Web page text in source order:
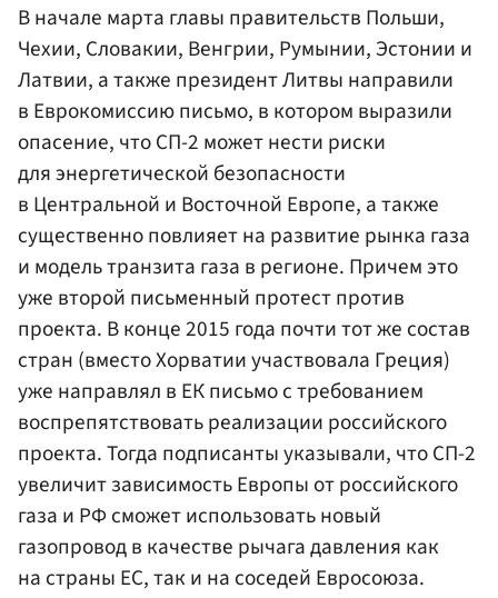
В начале марта главы правительств Польши,
Чехии, Словакии, Венгрии, Румынии, Эстонии и
Латвии, а также президент Литвы направили
в Еврокомиссию письмо, в котором выразили
опасение, что СП-2 может нести риски
для энергетической безопасности
в Центральной и Восточной Европе, а также
существенно повлияет на развитие рынка газа
и модель транзита газа в регионе. Причем это
уже второй письменный протест против
проекта. В конце 2015 года почти тот же состав
стран (вместо Хорватии участвовала Греция)
уже направлял в ЕК письмо с требованием
воспрепятствовать реализации российского
проекта. Тогда подписанты указывали, что СП-2
увеличит зависимость Европы от российского
газа и РФ сможет использовать новый
газопровод в качестве рычага давления как
на страны ЕС, так и на соседей Евросоюза.